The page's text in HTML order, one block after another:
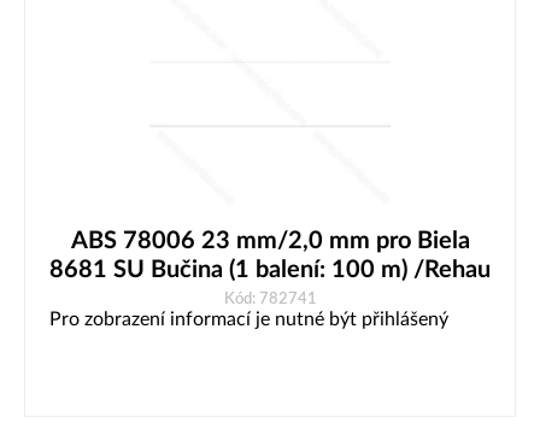
ABS 78006 23 mm/2,0 mm pro Biela
8681 SU Bučina (1 balení: 100 m) /Rehau
Kód: 782741
Pro zobrazení informací je nutné být přihlášený